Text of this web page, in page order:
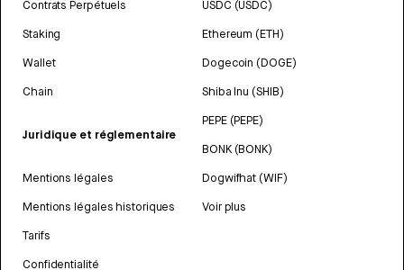
Contrats Perpétuels
Staking
Wallet
Chain
Juridique et réglementaire
Mentions légales
Mentions légales historiques
Tarifs
Confidentialité
USDC (USDC)
Ethereum (ETH)
Dogecoin (DOGE)
Shiba Inu (SHIB)
PEPE (PEPE)
BONK (BONK)
Dogwifhat (WIF)
Voir plus